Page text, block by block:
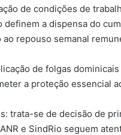
de condições de
definem a dispensa do
repouso semanal
de folgas
a proteção essencial
trata-se de decisão de
e SindRio seguem